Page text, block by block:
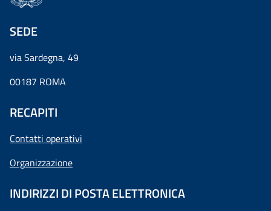
SEDE
via Sardegna, 49
00187 ROMA
RECAPITI
Contatti operativi
Organizzazione
INDIRIZZI DI POSTA ELETTRONICA